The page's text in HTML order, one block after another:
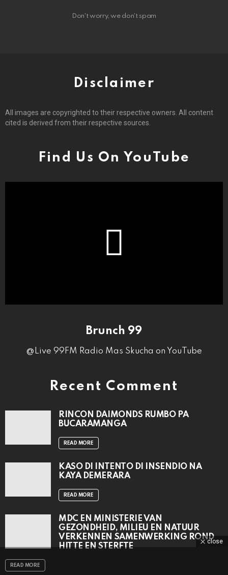
Don't worry, we don't spam
Disclaimer
All images are copyrighted to their respective owners. All content
cited is derived from their respective sources.
Find Us On YouTube
Brunch 99
@Live 99FM Radio Mas Skucha on YouTube
Recent Comment
RINCON DAIMONDS RUMBO PA
BUCARAMANGA
READ MORE
KASO DI INTENTO DI INSENDIO NA
KAYA DEMERARA
READ MORE
MDC EN MINISTERIE VAN
GEZONDHEID, MILIEU EN NATUUR
VERKENNEN SAMENWERKING ROND
HITTE EN STERFTE
READ MORE
close